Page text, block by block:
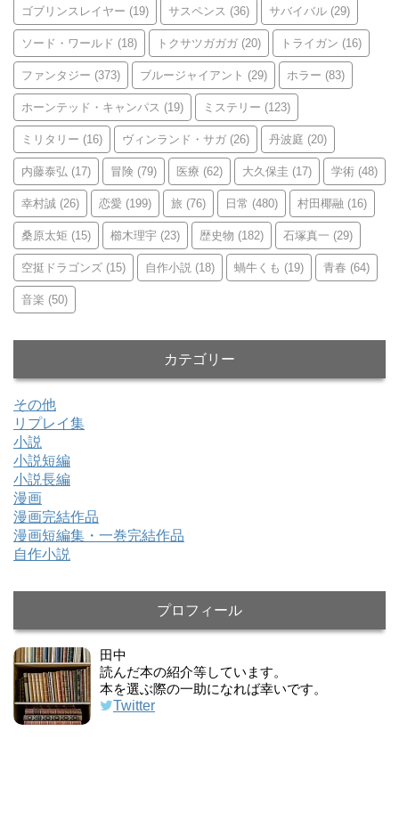
ゴブリンスレイヤー (19) サスペンス (36) サバイバル (29)
ソード・ワールド (18) トクサツガガガ (20) トライガン (16)
ファンタジー (373) ブルージャイアント (29) ホラー (83)
ホーンテッド・キャンパス (19) ミステリー (123)
ミリタリー (16) ヴィンランド・サガ (26) 丹波庭 (20)
内藤泰弘 (17) 冒険 (79) 医療 (62) 大久保圭 (17) 学術 (48)
幸村誠 (26) 恋愛 (199) 旅 (76) 日常 (480) 村田椰融 (16)
桑原太矩 (15) 櫛木理宇 (23) 歴史物 (182) 石塚真一 (29)
空挺ドラゴンズ (15) 自作小説 (18) 蝸牛くも (19) 青春 (64)
音楽 (50)
カテゴリー
その他
リプレイ集
小説
小説短編
小説長編
漫画
漫画完結作品
漫画短編集・一巻完結作品
自作小説
プロフィール
田中
読んだ本の紹介等しています。
本を選ぶ際の一助になれば幸いです。
Twitter